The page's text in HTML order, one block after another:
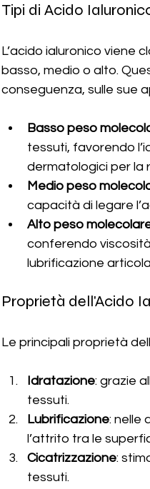
Tipi di Acido
L’acido ialuronico viene
basso, medio o alto.
conseguenza, sulle sue
Basso peso
tessuti, favorendo
dermatologici per la
Medio peso
capacità di legare
Alto peso
conferendo
lubrificazione
Proprietà dell'Acido
Le principali proprietà
Idratazione: grazie
tessuti.
Lubrificazione: nelle
l’attrito tra le
Cicatrizzazione:
tessuti.